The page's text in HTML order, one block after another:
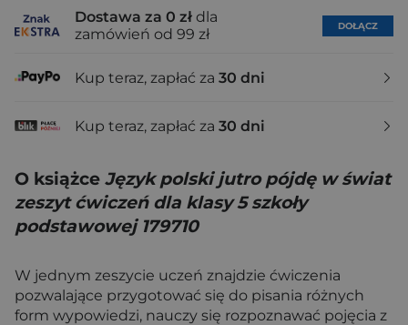
Dostawa za 0 zł dla
zamówień od 99 zł
DOŁĄCZ
Kup teraz, zapłać za 30 dni
Kup teraz, zapłać za 30 dni
O książce Język polski jutro pójdę w świat
zeszyt ćwiczeń dla klasy 5 szkoły
podstawowej 179710
W jednym zeszycie uczeń znajdzie ćwiczenia
pozwalające przygotować się do pisania różnych
form wypowiedzi, nauczy się rozpoznawać pojęcia z